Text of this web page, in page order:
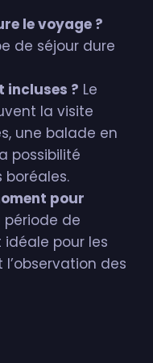
le voyage ?
de séjour dure
incluses ? Le
la visite
une balade en
possibilité
boréales.
pour
période de
pour les
des